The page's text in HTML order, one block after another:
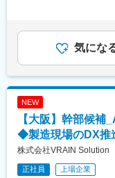
年間休日125日、
社宅制度や食費
■企業の特徴/魅力
研究開発領域で
変更の範囲：会
■業務内容
半導体工場向け
ただきます。国
【具体的には】
◇要件定義・仕様
・お客様との要件
・システム仕様策
す。■昇給年1回
（2025年度実績
選考を通じて上
含めた表記です。
気にな
NEW
【大阪】幹部候補
◆製造現場のDX推
株式会社VRAIN Solution
正社員 上場企業